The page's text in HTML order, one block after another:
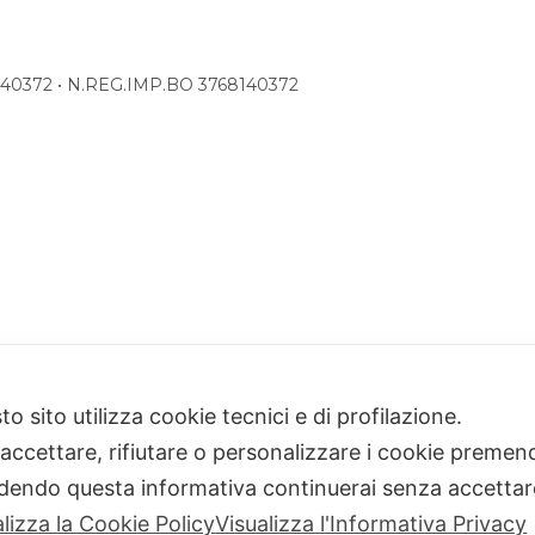
• N.REG.IMP.BO 3768140372
sito utilizza cookie tecnici e di profilazione.
rifiutare o personalizzare i cookie
questa informativa continuerai senza
la Cookie PolicyVisualizza l'Informativa Privacy